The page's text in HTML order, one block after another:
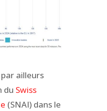
ailleurs
du Swiss
(SNAI) dans le